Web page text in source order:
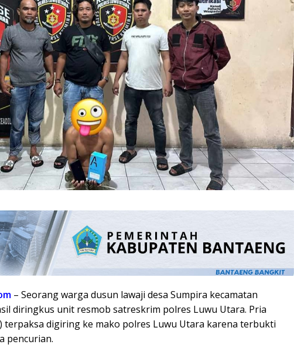
– Seorang warga dusun lawaji desa Sumpira kecamatan
diringkus unit resmob satreskrim polres Luwu Utara. Pria
terpaksa digiring ke mako polres Luwu Utara karena terbukti
pencurian.